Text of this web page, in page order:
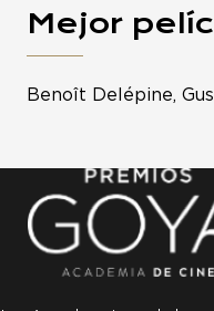
Mejor
Benoît Delépine,